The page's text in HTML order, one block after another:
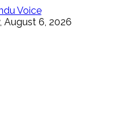
August 6, 2026